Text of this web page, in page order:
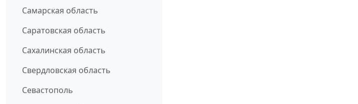
Самарская область
Саратовская область
Сахалинская область
Свердловская область
Севастополь